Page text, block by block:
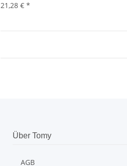
21,28 € *
Über Tomy
AGB